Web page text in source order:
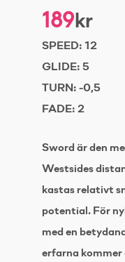
189kr
SPEED: 12
GLIDE: 5
TURN: -0,5
FADE: 2
Sword är den
Westsides
kastas relativt
potential. För
med en
erfarna